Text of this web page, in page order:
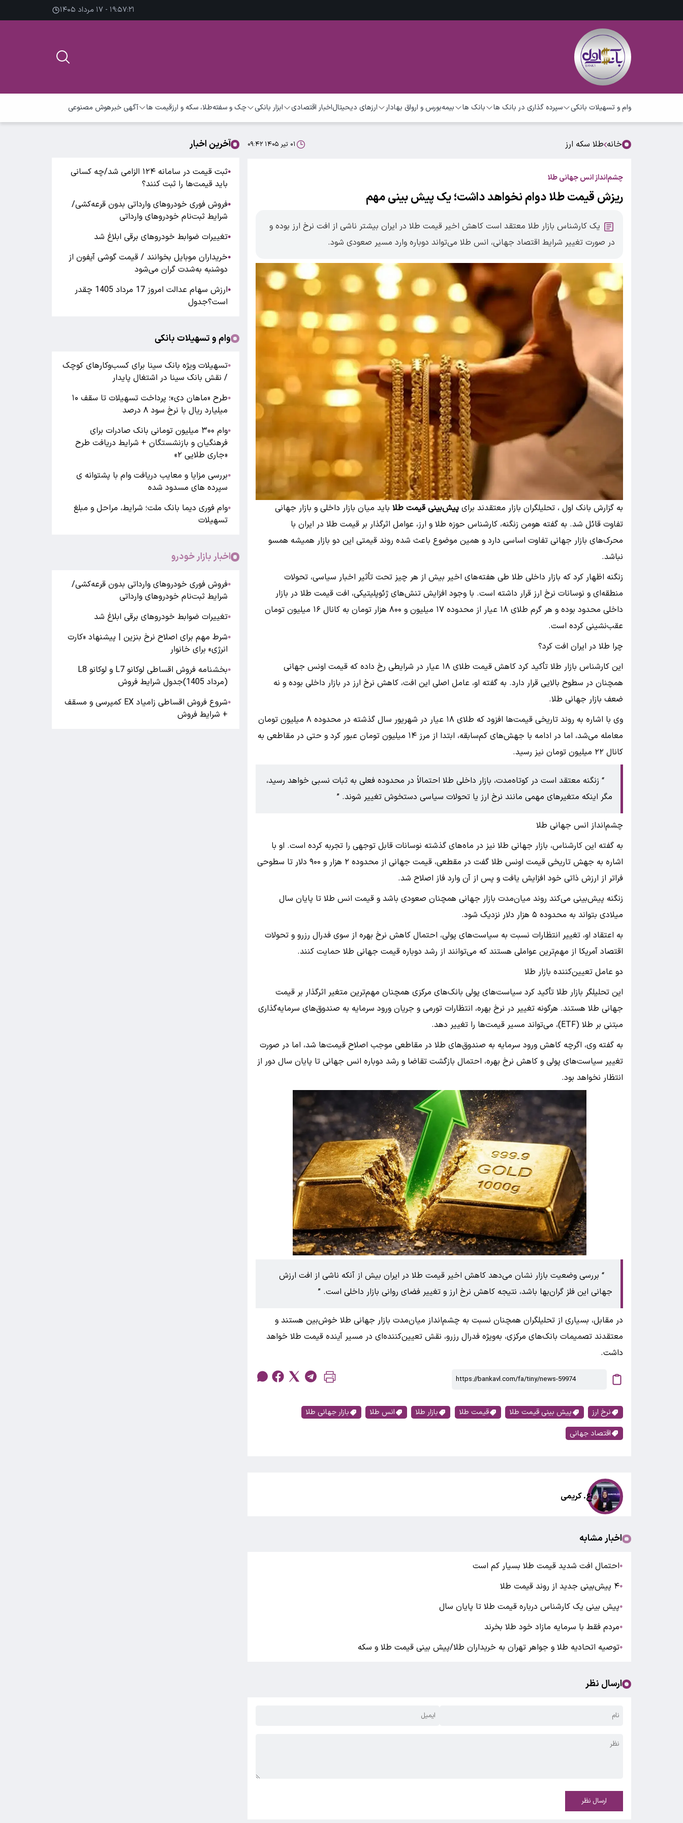
۱۹:۵۷:۲۲ - ۱۷ مرداد ۱۴۰۵
وام و تسهیلات بانکی سپرده گذاری در بانک ها بانک ها بیمهبورس و ارواق بهادار ارزهای دیحیتالاخبار اقتصادی ابزار بانکی چک و سفتهطلا، سکه و ارزقیمت ها آگهی خبرهوش مصنوعی
خانه طلا سکه ارز ۰۱ تیر ۱۴۰۵ ۰۹:۴۲
چشم‌انداز انس جهانی طلا
ریزش قیمت طلا دوام نخواهد داشت؛ یک پیش بینی مهم
یک کارشناس بازار طلا معتقد است کاهش اخیر قیمت طلا در ایران بیشتر ناشی از افت نرخ ارز بوده و
در صورت تغییر شرایط اقتصاد جهانی، انس طلا می‌تواند دوباره وارد مسیر صعودی شود.
به گزارش بانک اول ، تحلیلگران بازار معتقدند برای پیش‌بینی قیمت طلا باید میان بازار داخلی و بازار جهانی
تفاوت قائل شد. به گفته هومن زنگنه، کارشناس حوزه طلا و ارز، عوامل اثرگذار بر قیمت طلا در ایران با
محرک‌های بازار جهانی تفاوت اساسی دارد و همین موضوع باعث شده روند قیمتی این دو بازار همیشه همسو
نباشد.
زنگنه اظهار کرد که بازار داخلی طلا طی هفته‌های اخیر بیش از هر چیز تحت تأثیر اخبار سیاسی، تحولات
منطقه‌ای و نوسانات نرخ ارز قرار داشته است. با وجود افزایش تنش‌های ژئوپلیتیکی، افت قیمت طلا در بازار
داخلی محدود بوده و هر گرم طلای ۱۸ عیار از محدوده ۱۷ میلیون و ۸۰۰ هزار تومان به کانال ۱۶ میلیون تومان
عقب‌نشینی کرده است.
چرا طلا در ایران افت کرد؟
این کارشناس بازار طلا تأکید کرد کاهش قیمت طلای ۱۸ عیار در شرایطی رخ داده که قیمت اونس جهانی
همچنان در سطوح بالایی قرار دارد. به گفته او، عامل اصلی این افت، کاهش نرخ ارز در بازار داخلی بوده و نه
ضعف بازار جهانی طلا.
وی با اشاره به روند تاریخی قیمت‌ها افزود که طلای ۱۸ عیار در شهریور سال گذشته در محدوده ۸ میلیون تومان
معامله می‌شد، اما در ادامه با جهش‌های کم‌سابقه، ابتدا از مرز ۱۴ میلیون تومان عبور کرد و حتی در مقاطعی به
کانال ۲۲ میلیون تومان نیز رسید.
زنگنه معتقد است در کوتاه‌مدت، بازار داخلی طلا احتمالاً در محدوده فعلی به ثبات نسبی خواهد رسید،
مگر اینکه متغیرهای مهمی مانند نرخ ارز یا تحولات سیاسی دستخوش تغییر شوند.
چشم‌انداز انس جهانی طلا
به گفته این کارشناس، بازار جهانی طلا نیز در ماه‌های گذشته نوسانات قابل توجهی را تجربه کرده است. او با
اشاره به جهش تاریخی قیمت اونس طلا گفت در مقطعی، قیمت جهانی از محدوده ۲ هزار و ۹۰۰ دلار تا سطوحی
فراتر از ارزش ذاتی خود افزایش یافت و پس از آن وارد فاز اصلاح شد.
زنگنه پیش‌بینی می‌کند روند میان‌مدت بازار جهانی همچنان صعودی باشد و قیمت انس طلا تا پایان سال
میلادی بتواند به محدوده ۵ هزار دلار نزدیک شود.
به اعتقاد او، تغییر انتظارات نسبت به سیاست‌های پولی، احتمال کاهش نرخ بهره از سوی فدرال رزرو و تحولات
اقتصاد آمریکا از مهم‌ترین عواملی هستند که می‌توانند از رشد دوباره قیمت جهانی طلا حمایت کنند.
دو عامل تعیین‌کننده بازار طلا
این تحلیلگر بازار طلا تأکید کرد سیاست‌های پولی بانک‌های مرکزی همچنان مهم‌ترین متغیر اثرگذار بر قیمت
جهانی طلا هستند. هرگونه تغییر در نرخ بهره، انتظارات تورمی و جریان ورود سرمایه به صندوق‌های سرمایه‌گذاری
مبتنی بر طلا (ETF)، می‌تواند مسیر قیمت‌ها را تغییر دهد.
به گفته وی، اگرچه کاهش ورود سرمایه به صندوق‌های طلا در مقاطعی موجب اصلاح قیمت‌ها شد، اما در صورت
تغییر سیاست‌های پولی و کاهش نرخ بهره، احتمال بازگشت تقاضا و رشد دوباره انس جهانی تا پایان سال دور از
انتظار نخواهد بود.
بررسی وضعیت بازار نشان می‌دهد کاهش اخیر قیمت طلا در ایران بیش از آنکه ناشی از افت ارزش
جهانی این فلز گران‌بها باشد، نتیجه کاهش نرخ ارز و تغییر فضای روانی بازار داخلی است.
در مقابل، بسیاری از تحلیلگران همچنان نسبت به چشم‌انداز میان‌مدت بازار جهانی طلا خوش‌بین هستند و
معتقدند تصمیمات بانک‌های مرکزی، به‌ویژه فدرال رزرو، نقش تعیین‌کننده‌ای در مسیر آینده قیمت طلا خواهد
داشت.
نرخ ارز پیش بینی قیمت طلا قیمت طلا بازار طلا انس طلا
بازار جهانی طلا
اقتصاد جهانی
اع. کریمی
اخبار مشابه
●احتمال افت شدید قیمت طلا بسیار کم است
●۴ پیش‌بینی جدید از روند قیمت طلا
●پیش بینی یک کارشناس درباره قیمت طلا تا پایان سال
●مردم فقط با سرمایه مازاد خود طلا بخرند
●توصیه اتحادیه طلا و جواهر تهران به خریداران طلا/پیش بینی قیمت طلا و سکه
ارسال نظر
ارسال نظر
آخرین اخبار
●
ثبت قیمت در سامانه ۱۲۴ الزامی شد/چه کسانی
باید قیمت‌ها را ثبت کنند؟
●فروش فوری خودروهای وارداتی بدون قرعه‌کشی/
شرایط ثبت‌نام خودروهای وارداتی
●تغییرات ضوابط خودروهای برقی ابلاغ شد
●خریداران موبایل بخوانند / قیمت گوشی آیفون از
دوشنبه به‌شدت گران‌ می‌شود
●
ارزش سهام عدالت امروز 17 مرداد 1405 چقدر
است؟جدول
وام و تسهیلات بانکی
●تسهیلات ویژه بانک سینا برای کسب‌وکارهای کوچک
/ نقش بانک سینا در اشتغال پایدار
●
طرح «ماهان دی»؛ پرداخت تسهیلات تا سقف ۱۰
میلیارد ریال با نرخ سود ۸ درصد
●
وام ۳۰۰ میلیون تومانی بانک صادرات برای
فرهنگیان و بازنشستگان + شرایط دریافت طرح
«جاری طلایی ۲»
●بررسی مزایا و معایب دریافت وام با پشتوانه ی
سپرده های مسدود شده
●وام فوری دیما بانک ملت؛ شرایط، مراحل و مبلغ
تسهیلات
اخبار بازار خودرو
●فروش فوری خودروهای وارداتی بدون قرعه‌کشی/
شرایط ثبت‌نام خودروهای وارداتی
●تغییرات ضوابط خودروهای برقی ابلاغ شد
●شرط مهم برای اصلاح نرخ بنزین | پیشنهاد «کارت
انرژی» برای خانوار
●
بخشنامه فروش اقساطی لوکانو L7 و لوکانو L8
(مرداد 1405)جدول شرایط فروش
●
شروع فروش اقساطی زامیاد EX کمپرسی و مسقف
+ شرایط فروش